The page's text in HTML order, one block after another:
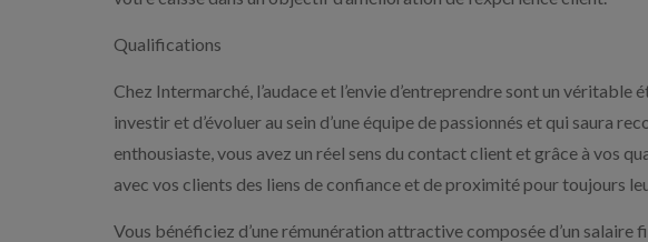
Qualifications
Chez Intermarché, l’audace et l’envie d’entreprendre sont un véritable
investir et d’évoluer au sein d’une équipe de passionnés et qui saura
enthousiaste, vous avez un réel sens du contact client et grâce à vos
avec vos clients des liens de confiance et de proximité pour toujours
Vous bénéficiez d’une rémunération attractive composée d’un salaire